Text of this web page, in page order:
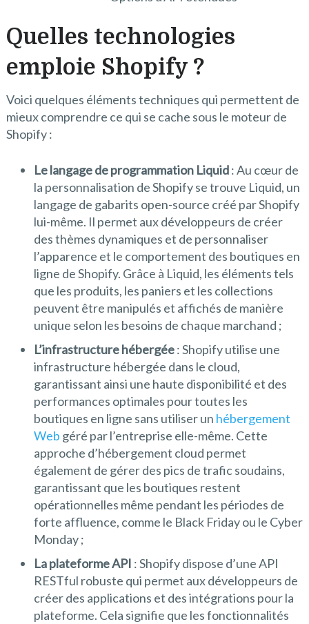
Quelles technologies
emploie Shopify ?
Voici quelques éléments techniques qui permettent de
mieux comprendre ce qui se cache sous le moteur de
Shopify :
Le langage de programmation Liquid: Au cœur de
la personnalisation de Shopify se trouve Liquid, un
langage de gabarits open-source créé par Shopify
lui-même. Il permet aux développeurs de créer
des thèmes dynamiques et de personnaliser
l’apparence et le comportement des boutiques en
ligne de Shopify. Grâce à Liquid, les éléments tels
que les produits, les paniers et les collections
peuvent être manipulés et affichés de manière
unique selon les besoins de chaque marchand ;
L’infrastructure hébergée: Shopify utilise une
infrastructure hébergée dans le cloud,
garantissant ainsi une haute disponibilité et des
performances optimales pour toutes les
boutiques en ligne sans utiliser un hébergement
Web géré par l’entreprise elle-même. Cette
approche d’hébergement cloud permet
également de gérer des pics de trafic soudains,
garantissant que les boutiques restent
opérationnelles même pendant les périodes de
forte affluence, comme le Black Friday ou le Cyber
Monday ;
La plateforme API : Shopify dispose d’une API
RESTful robuste qui permet aux développeurs de
créer des applications et des intégrations pour la
plateforme. Cela signifie que les fonctionnalités